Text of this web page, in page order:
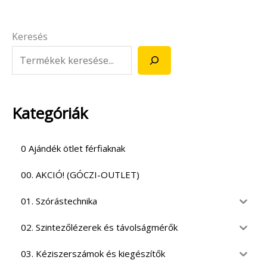
Keresés
Kategóriák
0 Ajándék ötlet férfiaknak
00. AKCIÓ! (GÓCZI-OUTLET)
01. Szórástechnika
02. Szintezőlézerek és távolságmérők
03. Kéziszerszámok és kiegészítők